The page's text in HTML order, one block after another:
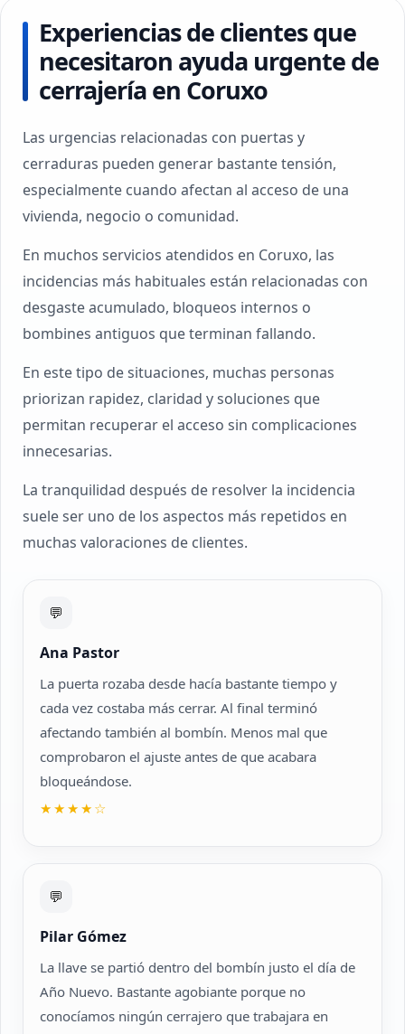
Experiencias de clientes que
necesitaron ayuda urgente de
cerrajería en Coruxo
Las urgencias relacionadas con puertas y
cerraduras pueden generar bastante tensión,
especialmente cuando afectan al acceso de una
vivienda, negocio o comunidad.
En muchos servicios atendidos en Coruxo, las
incidencias más habituales están relacionadas con
desgaste acumulado, bloqueos internos o
bombines antiguos que terminan fallando.
En este tipo de situaciones, muchas personas
priorizan rapidez, claridad y soluciones que
permitan recuperar el acceso sin complicaciones
innecesarias.
La tranquilidad después de resolver la incidencia
suele ser uno de los aspectos más repetidos en
muchas valoraciones de clientes.
💬
Ana Pastor
La puerta rozaba desde hacía bastante tiempo y
cada vez costaba más cerrar. Al final terminó
afectando también al bombín. Menos mal que
comprobaron el ajuste antes de que acabara
bloqueándose.
★★★★☆
💬
Pilar Gómez
La llave se partió dentro del bombín justo el día de
Año Nuevo. Bastante agobiante porque no
conocíamos ningún cerrajero que trabajara en